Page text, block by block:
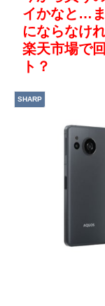
イかなと…
にならなけ
楽天市場で
ト？
SHARP